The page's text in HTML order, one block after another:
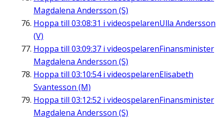
Magdalena Andersson (S)
Hoppa till 03:08:31 i videospelarenUlla Andersson
(V)
Hoppa till 03:09:37 i videospelarenFinansminister
Magdalena Andersson (S)
Hoppa till 03:10:54i videospelarenElisabeth
Svantesson (M)
Hoppa till 03:12:52 i videospelarenFinansminister
Magdalena Andersson (S)